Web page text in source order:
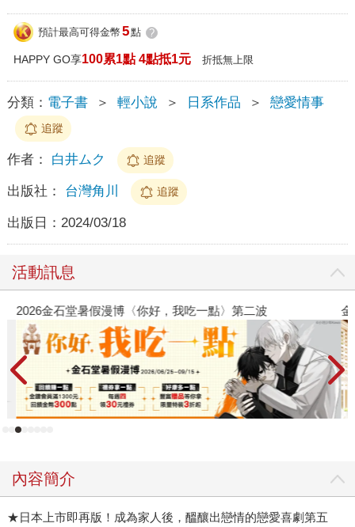
預計最高可得金幣 5點 ?
HAPPY GO享100累1點 4點抵1元 折抵無上限
分類： 電子書 ＞ 輕小說 ＞ 日系作品 ＞ 戀愛情事
追蹤
作者： 白井ムク 追蹤
出版社： 台灣角川 追蹤
出版日： 2024/03/18
活動訊息
2026金石堂暑假漫博〈你好，我吃一點〉第二波 金
內容簡介
★日本上市即再版！成為家人後，醞釀出戀情的戀愛喜劇第五